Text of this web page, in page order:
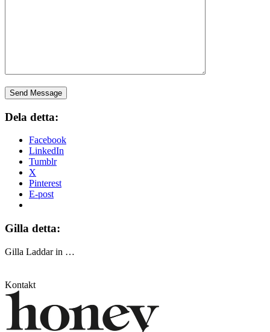
Dela detta:
Facebook
LinkedIn
Tumblr
X
Pinterest
E-post
Gilla detta:
Gilla Laddar in …
Kontakt